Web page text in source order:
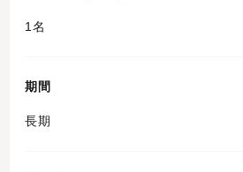
1名
期間
長期